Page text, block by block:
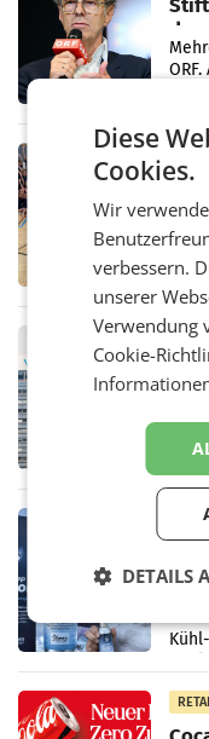
des
Der
der
Diese
Cookies.
Wir
verbessern.
unserer
Verwendung
Cookie-
DETAILS